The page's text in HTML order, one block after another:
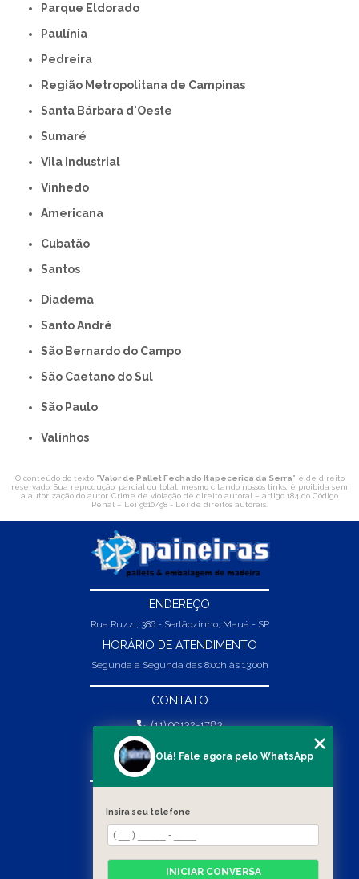
Parque Eldorado
Paulínia
Pedreira
Região Metropolitana de Campinas
Santa Bárbara d'Oeste
Sumaré
Vila Industrial
Vinhedo
americana
Cubatão
Santos
Diadema
Santo André
São Bernardo do Campo
São Caetano do Sul
São Paulo
Valinhos
O conteúdo do texto "Valor de Pallet Fechado Itapecerica da Serra" é de direito
reservado. Sua reprodução, parcial ou total, mesmo citando nossos links, é proibida sem
a autorização do autor. Crime de violação de direito autoral – artigo 184 do Código
Penal – Lei 9610/98 - Lei de direitos autorais
ENDEREÇO
Rua Ruzzi, 386 - Sertãozinho, Mauá - SP
HORÁRIO DE ATENDIMENTO
Segunda a Segunda das 8:00h às 13:00h
CONTATO
(11) 99132-1783
(11) 99132-1783
vendas@abpaineiras.com.br
SOBRE NÓS
PRODUTOS
Olá! Fale agora pelo WhatsApp
Insira seu telefone
INICIAR CONVERSA